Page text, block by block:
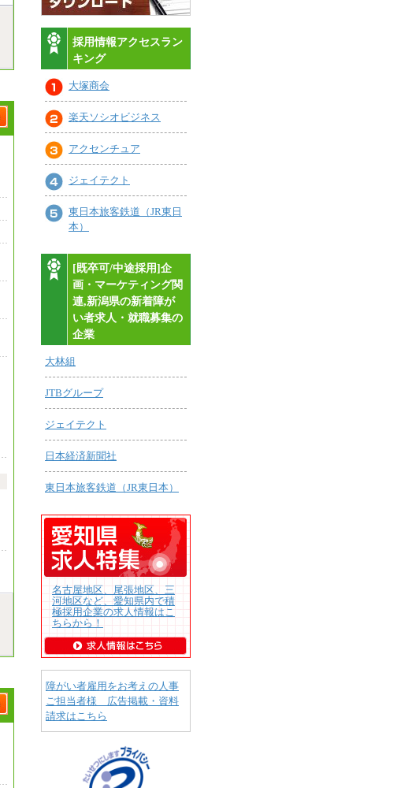
採用情報アクセスラン
キング
大塚商会
楽天ソシオビジネス
アクセンチュア
ジェイテクト
東日本旅客鉄道（JR東日
本）
[既卒可/中途採用]企
画・マーケティング関
連,新潟県の新着障が
い者求人・就職募集の
企業
大林組
JTBグループ
ジェイテクト
日本経済新聞社
東日本旅客鉄道（JR東日本）
名古屋地区、尾張地区、三
河地区など、愛知県内で積
極採用企業の求人情報はこ
ちらから！
障がい者雇用をお考えの人事
ご担当者様 広告掲載・資料
請求はこちら